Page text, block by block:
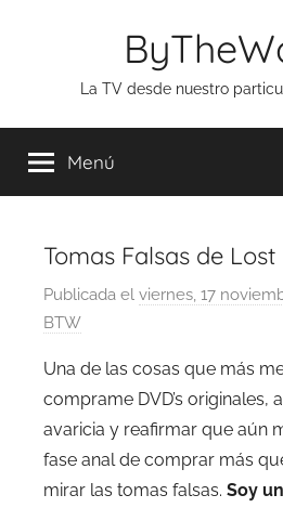
La TV desde nuestro
Menú
Tomas Falsas de Lost
Publicada el viernes, 17
BTW
Una de las cosas que más
comprame DVD’s originales,
avaricia y reafirmar que aún
fase anal de comprar más
mirar las tomas falsas. Soy